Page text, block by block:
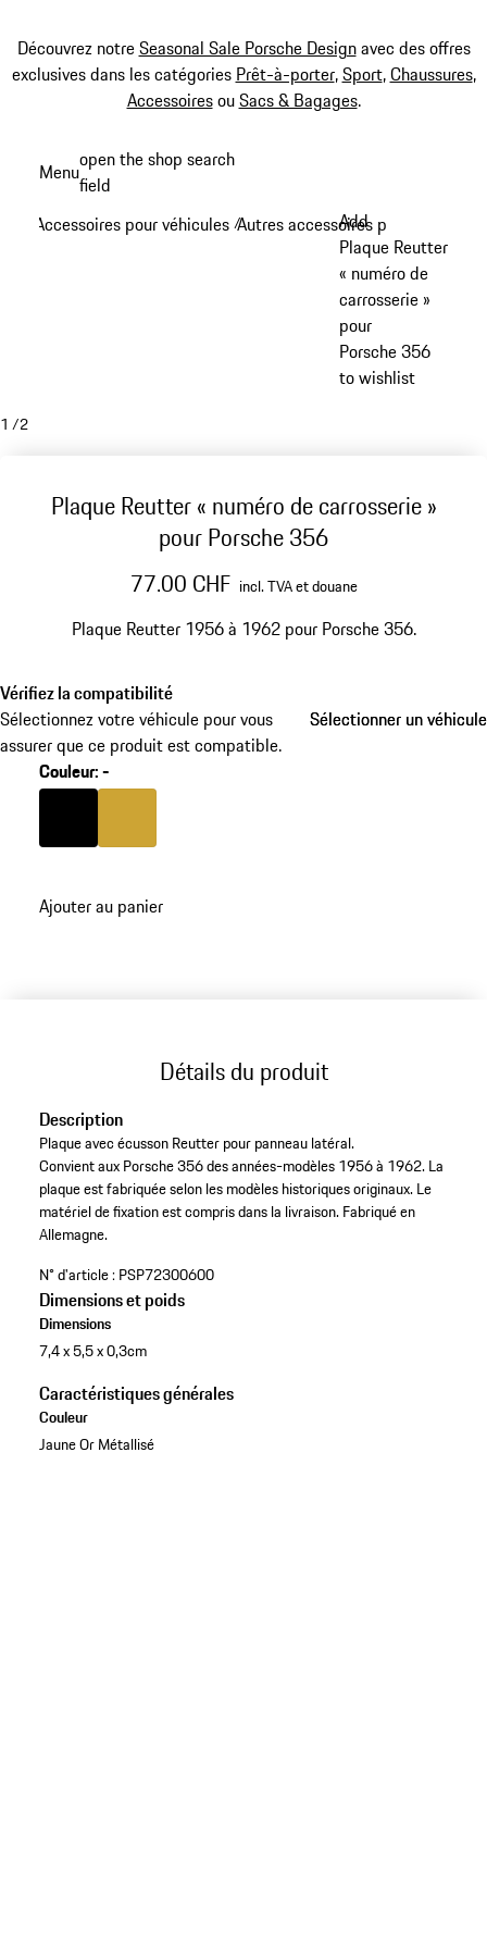
Découvrez notreSeasonal Sale Porsche Designavec des offres
exclusives dans les catégories Prêt-à-porter,Sport,Chaussures,
AccessoiresouSacs & Bagages.
principal
Menuopen the shop search
field
Accessoires pour véhicules /Autres accessoires pour véhicule
Add
Plaque Reutter
« numéro de
carrosserie »
pour
Porsche 356
to wishlist
1 /2
Plaque Reutter « numéro de carrosserie »
pour Porsche 356
77.00 CHF incl. TVA et douane
Plaque Reutter 1956 à 1962 pour Porsche 356.
Vérifiez la compatibilité
Sélectionnez votre véhicule pour vous
assurer que ce produit est compatible.
Sélectionner un véhicule
Sélectionner un véhicule
Couleur:-
Couleur
Noir
Couleur Jaune Or Métallisé
Ajouter au panier
Détails du produit
Description
Plaque avec écusson Reutter pour panneau latéral.
Convient aux Porsche 356 des années-modèles 1956 à 1962. La
plaque est fabriquée selon les modèles historiques originaux. Le
matériel de fixation est compris dans la livraison. Fabriqué en
Allemagne.
N° d'article : PSP72300600
Dimensions et poids
Dimensions
7,4 x 5,5 x 0,3cm
Caractéristiques générales
Couleur
Jaune Or Métallisé